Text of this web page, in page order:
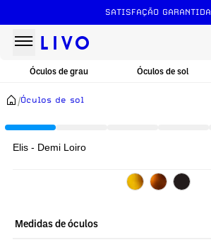
SATISFAÇÃO GARANTIDA
Óculos de grau Óculos de sol
/Óculos de sol
Elis - Demi Loiro
Medidas de óculos